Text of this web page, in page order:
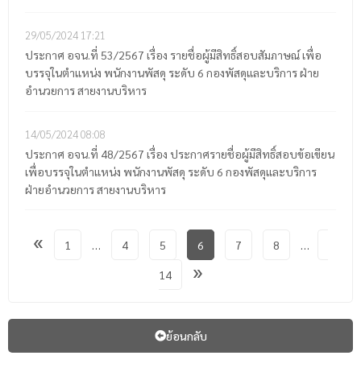
29/05/2024 17:21
ประกาศ อจน.ที่ 53/2567 เรื่อง รายชื่อผู้มีสิทธิ์สอบสัมภาษณ์ เพื่อ
บรรจุในตำแหน่ง พนักงานพัสดุ ระดับ 6 กองพัสดุและบริการ ฝ่าย
อำนวยการ สายงานบริหาร
14/05/202408:08
ประกาศ อจน.ที่ 48/2567 เรื่อง ประกาศรายชื่อผู้มีสิทธิ์สอบข้อเขียน
เพื่อบรรจุในตำแหน่ง พนักงานพัสดุ ระดับ 6 กองพัสดุและบริการ
ฝ่ายอำนวยการ สายงานบริหาร
« 1 … 4 5 6 7 8 …
14 »
ย้อนกลับ